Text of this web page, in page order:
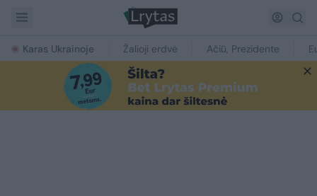
Karas Ukrainoje Žalioji erdvė Ačiū, Prezidente